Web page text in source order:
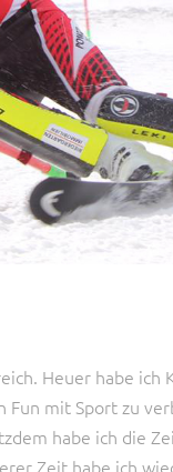
Heuer habe
mit Sport zu
habe ich die
Zeit habe ich